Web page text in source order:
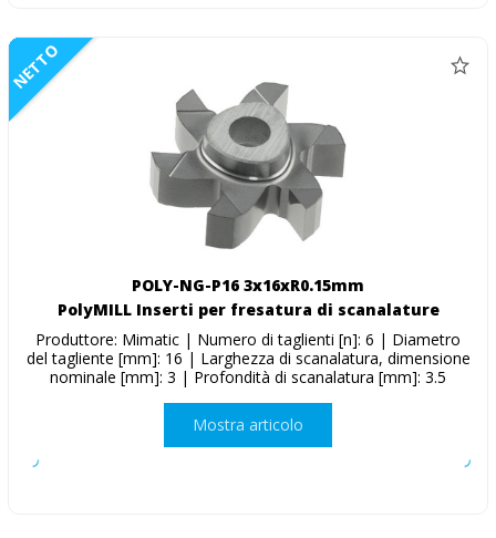
NETTO
POLY-NG-P16 3x16xR0.15mm
PolyMILL Inserti per fresatura di scanalature
Produttore: Mimatic | Numero di taglienti [n]: 6 | Diametro
del tagliente [mm]: 16 | Larghezza di scanalatura, dimensione
nominale [mm]: 3 | Profondità di scanalatura [mm]: 3.5
Mostra articolo